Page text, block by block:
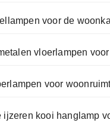
voor de
vloerlampen
voor
ijzeren kooi hanglamp